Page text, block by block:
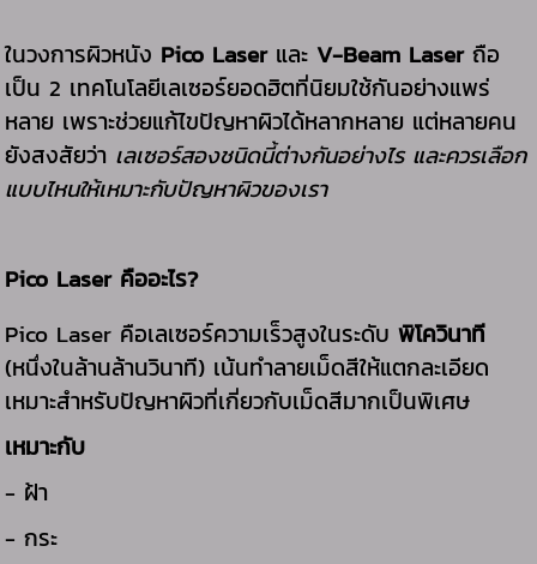
ในวงการผิวหนัง Pico LaserและV-Beam Laserถือ
เป็น 2 เทคโนโลยีเลเซอร์ยอดฮิตที่นิยมใช้กันอย่างแพร่
หลาย เพราะช่วยแก้ไขปัญหาผิวได้หลากหลาย แต่หลายคน
ยังสงสัยว่า เลเซอร์สองชนิดนี้ต่างกันอย่างไร และควรเลือก
แบบไหนให้เหมาะกับปัญหาผิวของเรา
Pico Laser คืออะไร?
Pico Laser คือเลเซอร์ความเร็วสูงในระดับพิโควินาที
(หนึ่งในล้านล้านวินาที) เน้นทำลายเม็ดสีให้แตกละเอียด
เหมาะสำหรับปัญหาผิวที่เกี่ยวกับเม็ดสีมากเป็นพิเศษ
เหมาะกับ
- ฝ้า
- กระ